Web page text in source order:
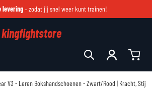
levering– zodat jij snel weer kunt trainen!
kingfightstore
V3 - Leren Bokshandschoenen - Zwart/Rood | Kracht, Stijl